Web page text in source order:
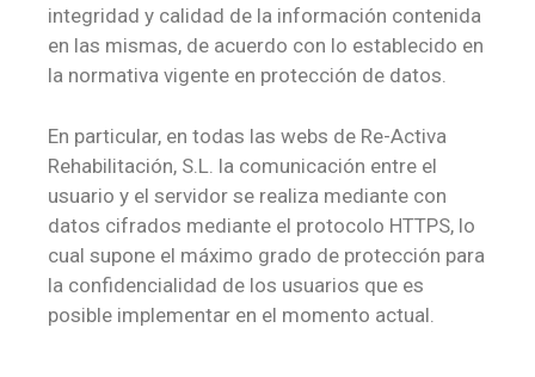
integridad y calidad de la información contenida
en las mismas, de acuerdo con lo establecido en
la normativa vigente en protección de datos.
En particular, en todas las webs de Re-Activa
Rehabilitación, S.L. la comunicación entre el
usuario y el servidor se realiza mediante con
datos cifrados mediante el protocolo HTTPS, lo
cual supone el máximo grado de protección para
la confidencialidad de los usuarios que es
posible implementar en el momento actual.